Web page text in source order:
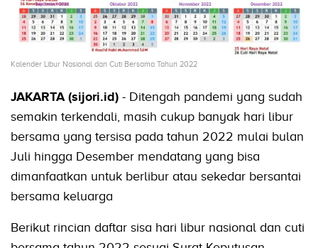
Kalender Libur Nasional dan Cuti Bersama Tahun 2022
JAKARTA (sijori.id) - Ditengah pandemi yang sudah
semakin terkendali, masih cukup banyak hari libur
bersama yang tersisa pada tahun 2022 mulai bulan
Juli hingga Desember mendatang yang bisa
dimanfaatkan untuk berlibur atau sekedar bersantai
bersama keluarga
Berikut rincian daftar sisa hari libur nasional dan cuti